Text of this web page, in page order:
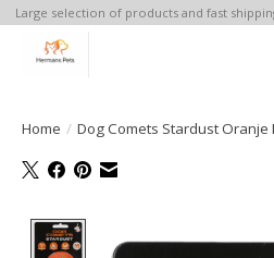
Large selection of products and fast
Home / Dog Comets Stardust Oranje